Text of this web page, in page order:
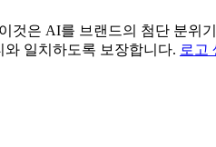
것은 AI를 브랜드의 첨단 분위
일치하도록 보장합니다. 로고